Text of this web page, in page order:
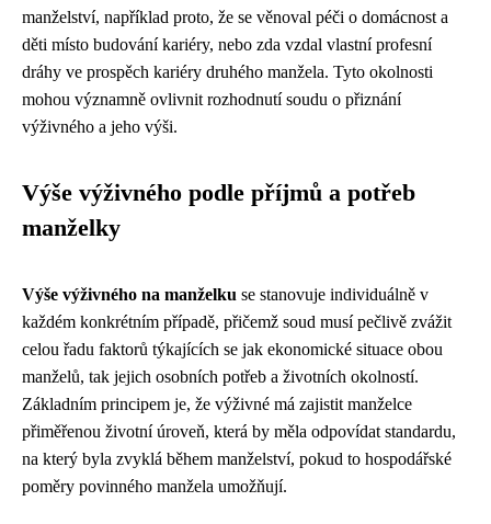
manželství, například proto, že se věnoval péči o domácnost a
děti místo budování kariéry, nebo zda vzdal vlastní profesní
dráhy ve prospěch kariéry druhého manžela. Tyto okolnosti
mohou významně ovlivnit rozhodnutí soudu o přiznání
výživného a jeho výši.
Výše výživného podle příjmů a potřeb
manželky
Výše výživného na manželku se stanovuje individuálně v
každém konkrétním případě, přičemž soud musí pečlivě zvážit
celou řadu faktorů týkajících se jak ekonomické situace obou
manželů, tak jejich osobních potřeb a životních okolností.
Základním principem je, že výživné má zajistit manželce
přiměřenou životní úroveň, která by měla odpovídat standardu,
na který byla zvyklá během manželství, pokud to hospodářské
poměry povinného manžela umožňují.